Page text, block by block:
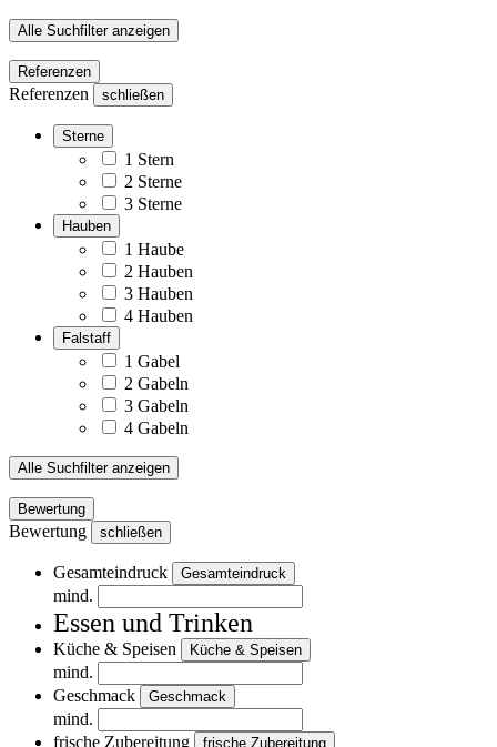
Alle Suchfilter anzeigen
Referenzen
Referenzen schließen
Sterne
1 Stern
2 Sterne
3 Sterne
Hauben
1 Haube
2 Hauben
3 Hauben
4 Hauben
Falstaff
1 Gabel
2 Gabeln
3 Gabeln
4 Gabeln
Alle Suchfilter anzeigen
Bewertung
Bewertung schließen
Gesamteindruck Gesamteindruck
mind.
Essen und Trinken
Küche & Speisen Küche & Speisen
mind.
Geschmack
Geschmack
mind.
frische Zubereitung
frische Zubereitung